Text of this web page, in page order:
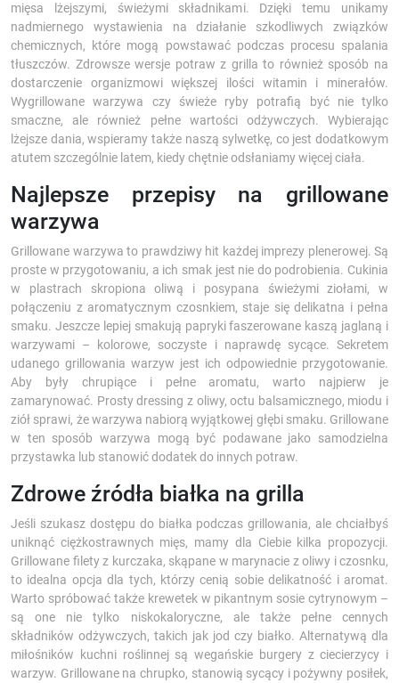
mięsa lżejszymi, świeżymi składnikami. Dzięki temu unikamy
nadmiernego wystawienia na działanie szkodliwych związków
chemicznych, które mogą powstawać podczas procesu spalania
tłuszczów. Zdrowsze wersje potraw z grilla to również sposób na
dostarczenie organizmowi większej ilości witamin i minerałów.
Wygrillowane warzywa czy świeże ryby potrafią być nie tylko
smaczne, ale również pełne wartości odżywczych. Wybierając
lżejsze dania, wspieramy także naszą sylwetkę, co jest dodatkowym
atutem szczególnie latem, kiedy chętnie odsłaniamy więcej ciała.
Najlepsze przepisy na grillowane
warzywa
Grillowane warzywa to prawdziwy hit każdej imprezy plenerowej. Są
proste w przygotowaniu, a ich smak jest nie do podrobienia. Cukinia
w plastrach skropiona oliwą i posypana świeżymi ziołami, w
połączeniu z aromatycznym czosnkiem, staje się delikatna i pełna
smaku. Jeszcze lepiej smakują papryki faszerowane kaszą jaglaną i
warzywami – kolorowe, soczyste i naprawdę sycące. Sekretem
udanego grillowania warzyw jest ich odpowiednie przygotowanie.
Aby były chrupiące i pełne aromatu, warto najpierw je
zamarynować. Prosty dressing z oliwy, octu balsamicznego, miodu i
ziół sprawi, że warzywa nabiorą wyjątkowej głębi smaku. Grillowane
w ten sposób warzywa mogą być podawane jako samodzielna
przystawka lub stanowić dodatek do innych potraw.
Zdrowe źródła białka na grilla
Jeśli szukasz dostępu do białka podczas grillowania, ale chciałbyś
uniknąć ciężkostrawnych mięs, mamy dla Ciebie kilka propozycji.
Grillowane filety z kurczaka, skąpane w marynacie z oliwy i czosnku,
to idealna opcja dla tych, którzy cenią sobie delikatność i aromat.
Warto spróbować także krewetek w pikantnym sosie cytrynowym –
są one nie tylko niskokaloryczne, ale także pełne cennych
składników odżywczych, takich jak jod czy białko. Alternatywą dla
miłośników kuchni roślinnej są wegańskie burgery z ciecierzycy i
warzyw. Grillowane na chrupko, stanowią sycący i pożywny posiłek,